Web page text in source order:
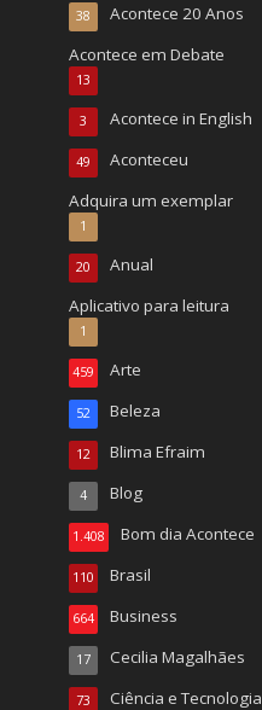
Acontece 20 Anos
38
Acontece em Debate
13
Acontece in English
3
Aconteceu
49
Adquira um exemplar
1
Anual
20
Aplicativo para leitura
1
Arte
459
Beleza
52
Blima Efraim
12
Blog
4
Bom dia Acontece
1.408
Brasil
110
Business
664
Cecilia Magalhães
17
Ciência e Tecnologia
73